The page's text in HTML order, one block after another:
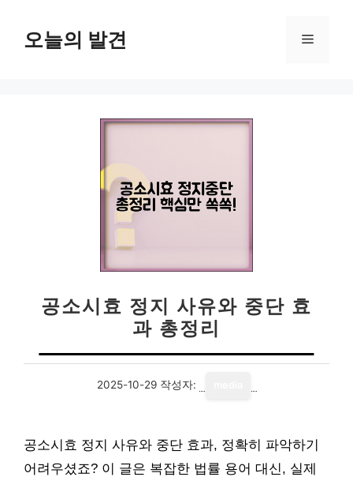
오늘의 발견 메
공소시효 정지 사유와 중단 효
과 총정리
2025-10-29 작성자:
공소시효 정지 사유와 중단 효과, 정확히 파악하기
어려우셨죠? 이 글은 복잡한 법률 용어 대신, 실제